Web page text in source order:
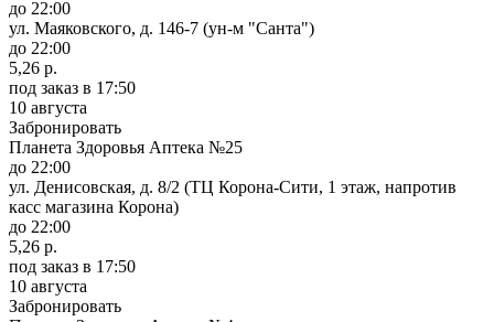
до 22:00
ул. Маяковского, д. 146-7 (ун-м "Санта")
до 22:00
5,26 р.
под заказ в 17:50
10 августа
Забронировать
Планета Здоровья Аптека №25
до 22:00
ул. Денисовская, д. 8/2 (ТЦ Корона-Сити, 1 этаж, напротив
касс магазина Корона)
до 22:00
5,26 р.
под заказ в 17:50
10 августа
Забронировать